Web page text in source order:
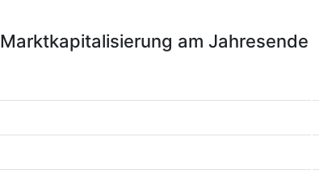
Marktkapitalisierung am Jahresende